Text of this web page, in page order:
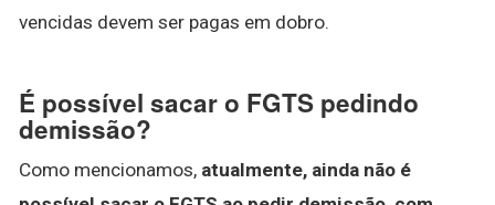
vencidas devem ser pagas em dobro.
É possível sacar o FGTS pedindo
demissão?
Como mencionamos, atualmente, ainda não é